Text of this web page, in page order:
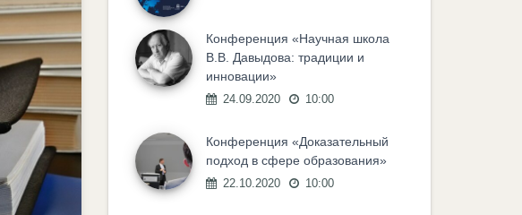
Конференция «Научная школа
В.В. Давыдова: традиции и
инновации»
24.09.2020 10:00
Конференция «Доказательный
подход в сфере образования»
22.10.2020 10:00